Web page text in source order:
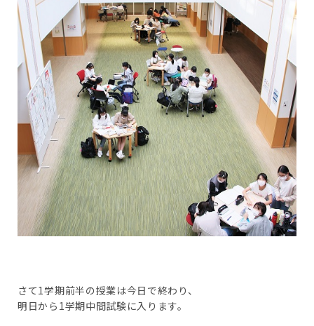
さて1学期前半の授業は今日で終わり、
明日から1学期中間試験に入ります。